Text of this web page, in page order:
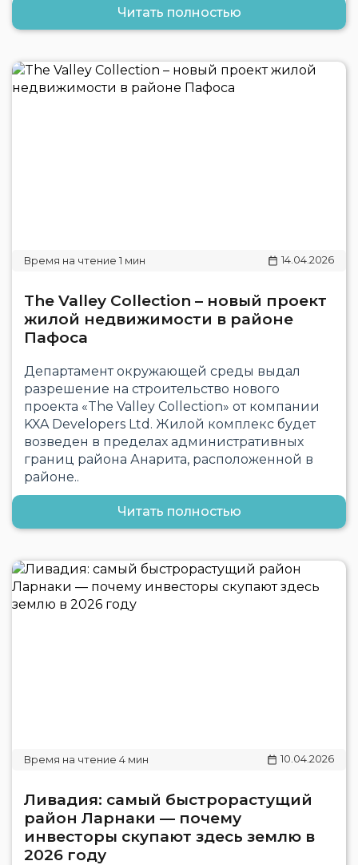
Читать полностью
14.04.2026
The Valley Collection – новый проект
жилой недвижимости в районе
Пафоса
Департамент окружающей среды выдал
разрешение на строительство нового
проекта «The Valley Collection» от компании
KXA Developers Ltd. Жилой комплекс будет
возведен в пределах административных
границ района Анарита, расположенной в
районе..
Читать полностью
10.04.2026
Ливадия: самый быстрорастущий
район Ларнаки — почему
инвесторы скупают здесь землю в
2026 году